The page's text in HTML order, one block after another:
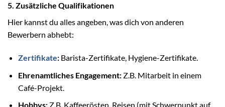
5. Zusätzliche Qualifikationen
Hier kannst du alles angeben, was dich von anderen
Bewerbern abhebt:
Zertifikate:Barista-Zertifikate, Hygiene-Zertifikate.
Ehrenamtliches Engagement:Z.B. Mitarbeit in einem
Café-Projekt.
Hobbys:Z.B. Kaffeerösten, Reisen (mit Schwerpunkt auf